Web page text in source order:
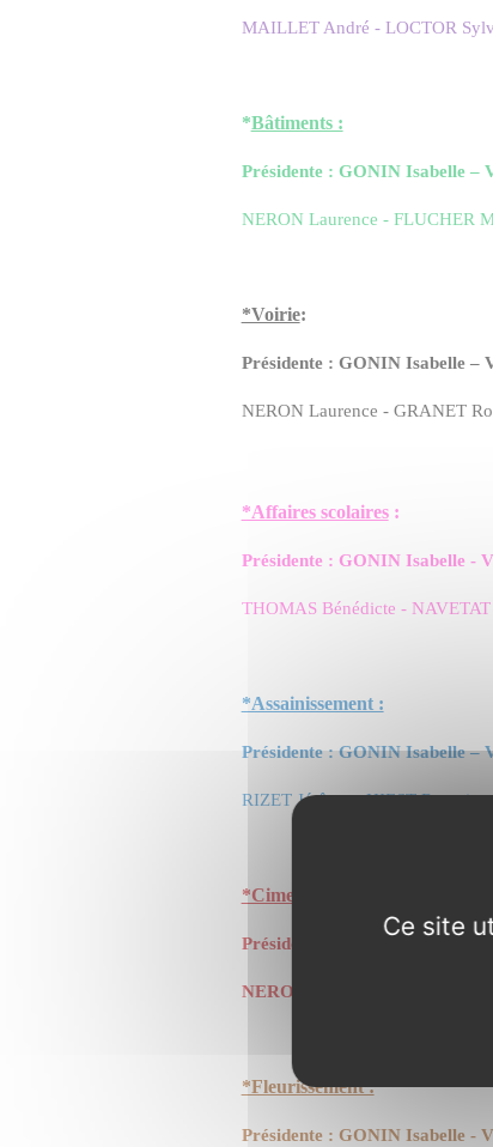
MAILLET André - LOCTOR
*Bâtiments :
Présidente : GONIN Isabelle –
NERON Laurence - FLUCHER
*Voirie:
Présidente : GONIN Isabelle –
NERON Laurence - GRANET
*Affaires scolaires:
Présidente : GONIN Isabelle -
THOMAS Bénédicte -
*Assainissement :
Présidente : GONIN Isabelle –
RIZET Jérôme - HIEST Romain
*Cimetière :
Présidente : GONIN Isabelle -
NERON Laurence - LIMONET
*Fleurissement :
Présidente : GONIN Isabelle -
Ce site